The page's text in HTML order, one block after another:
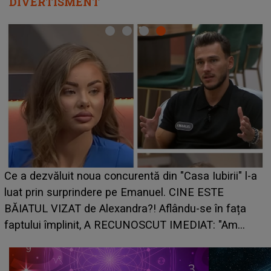
Ce a dezvăluit noua concurentă din "Casa Iubirii" l-a
luat prin surprindere pe Emanuel. CINE ESTE
BĂIATUL VIZAT de Alexandra?! Aflându-se în fața
faptului împlinit, A RECUNOSCUT IMEDIAT: "Am